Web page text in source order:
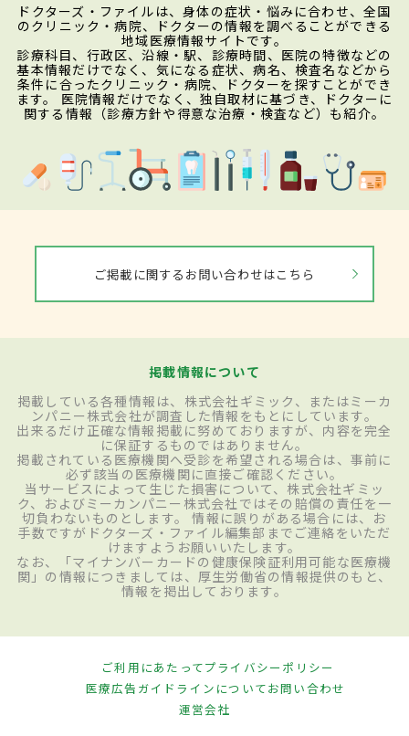
ドクターズ・ファイルは、身体の症状・悩みに合わせ、全国
のクリニック・病院、ドクターの情報を調べることができる
地域医療情報サイトです。
診療科目、行政区、沿線・駅、診療時間、医院の特徴などの
基本情報だけでなく、気になる症状、病名、検査名などから
条件に合ったクリニック・病院、ドクターを探すことができ
ます。 医院情報だけでなく、独自取材に基づき、ドクターに
関する情報（診療方針や得意な治療・検査など）も紹介。
ご掲載に関するお問い合わせはこちら
掲載情報について
掲載している各種情報は、株式会社ギミック、またはミーカ
ンパニー株式会社が調査した情報をもとにしています。
出来るだけ正確な情報掲載に努めておりますが、内容を完全
に保証するものではありません。
掲載されている医療機関へ受診を希望される場合は、事前に
必ず該当の医療機関に直接ご確認ください。
当サービスによって生じた損害について、株式会社ギミッ
ク、およびミーカンパニー株式会社ではその賠償の責任を一
切負わないものとします。 情報に誤りがある場合には、お
手数ですがドクターズ・ファイル編集部までご連絡をいただ
けますようお願いいたします。
なお、「マイナンバーカードの健康保険証利用可能な医療機
関」の情報につきましては、厚生労働省の情報提供のもと、
情報を掲出しております。
ご利用にあたってプライバシーポリシー
医療広告ガイドラインについてお問い合わせ
運営会社